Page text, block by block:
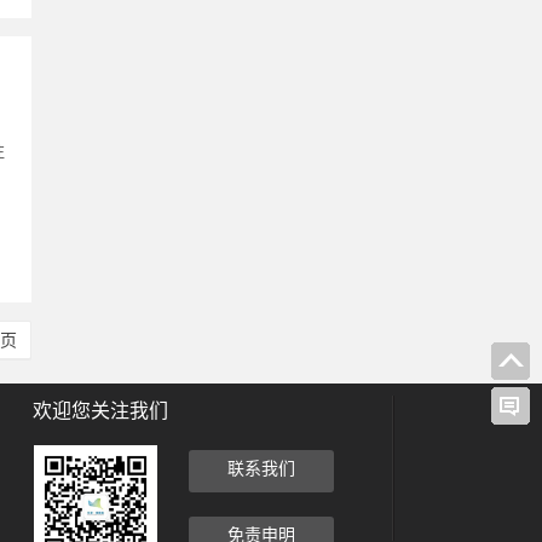
欢迎您关注我们
联系我们
免责申明